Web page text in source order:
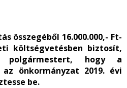
összegéből 16.000.000,- Ft-
költségvetésben biztosít,
hogy a
önkormányzat 2019. évi
be.